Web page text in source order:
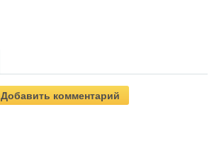
Добавить комментарий